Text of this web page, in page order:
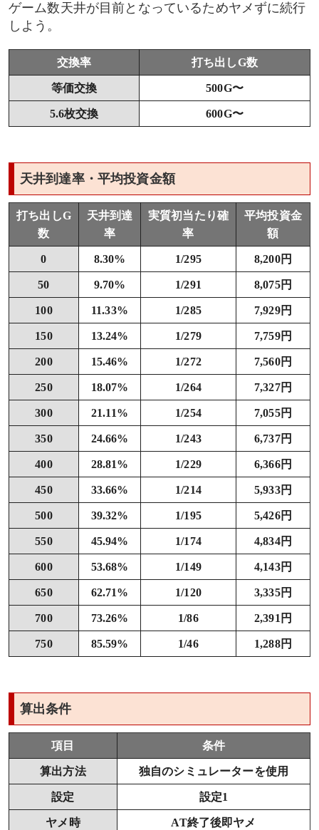
ゲーム数天井が目前となっているためヤメずに続行
しよう。
交換率 打ち出しG数
等価交換 500G〜
5.6枚交換 600G〜
天井到達率・平均投資金額
打ち出しG
数
天井到達
率
実質初当たり確
率
平均投資金
額
0 8.30% 1/295 8,200円
50 9.70% 1/291 8,075円
100 11.33% 1/285 7,929円
150 13.24% 1/279 7,759円
200 15.46% 1/272 7,560円
250 18.07% 1/264 7,327円
300 21.11% 1/254 7,055円
350 24.66% 1/243 6,737円
400 28.81% 1/229 6,366円
450 33.66% 1/214 5,933円
500 39.32% 1/195 5,426円
550 45.94% 1/174 4,834円
600 53.68% 1/149 4,143円
650 62.71% 1/120 3,335円
700 73.26% 1/86 2,391円
750 85.59% 1/46 1,288円
算出条件
項目 条件
算出方法 独自のシミュレーターを使用
設定 設定1
ヤメ時 AT終了後即ヤメ